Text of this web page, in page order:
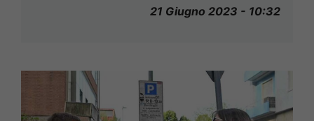
21 Giugno 2023 - 10:32